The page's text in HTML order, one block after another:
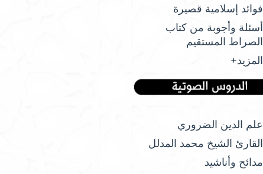
فوائد إسلامية قصيرة
أسئلة وأجوبة من كتاب
الصراط المستقيم
المزيد+
علم الدين الضروري
القارئ الشيخ محمد المدلل
مدائح وأناشيد